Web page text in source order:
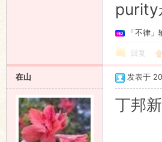
purity
「不律
回复
在山 发表于
丁邦新